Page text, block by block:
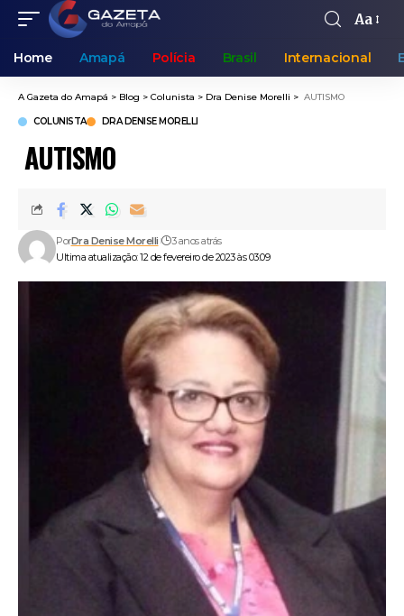
Aa
Home Amapá Polícia Brasil Internacional
A Gazeta do Amapá > Blog > Colunista > Dra Denise Morelli > ​ AUTISMO
COLUNISTA DRA DENISE MORELLI
​ AUTISMO
Ultima atualização: 12 de fevereiro de 2023 às 03:09
PorDra Denise Morelli 3 anos atrás